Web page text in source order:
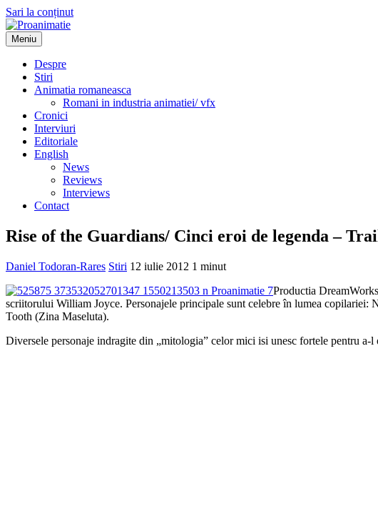
Sari la conținut
Proanimatie
Stiri despre filme de animatie
Meniu
Despre
Stiri
Animatia romaneasca
Romani in industria animatiei/ vfx
Cronici
Interviuri
Editoriale
English
News
Reviews
Interviews
Contact
Rise of the Guardians/ Cinci eroi de legenda –
Daniel Todoran-Rares Stiri 12 iulie 2012 1 minut
Productia
scriitorului William Joyce. Personajele principale sunt celebre în lumea
Tooth (Zina Maseluta).
Diversele personaje indragite din „mitologia” celor mici isi unesc fortele pentru